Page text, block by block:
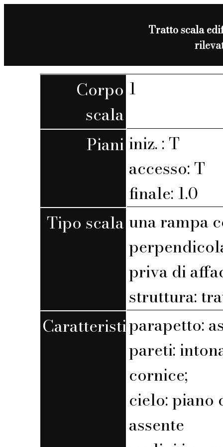
Tratto scala
Corpo
scala
1
Piani iniz. : T
accesso: T
finale: 1.0
Tipo scala una rampa
priva di
struttura:
Caratteristicheparapetto:
pareti:
cornice;
cielo: piano
assente